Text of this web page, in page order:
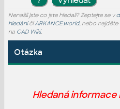
Nenašli jste co jste hledali? Zeptejte se v
hledáníčiARKANCE.world, nebo
na CAD Wiki.
Otázka
Hledaná informace